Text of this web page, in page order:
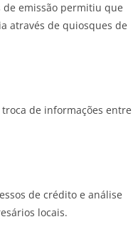
de emissão permitiu que
através de quiosques de
de informações entre
de crédito e análise
locais.